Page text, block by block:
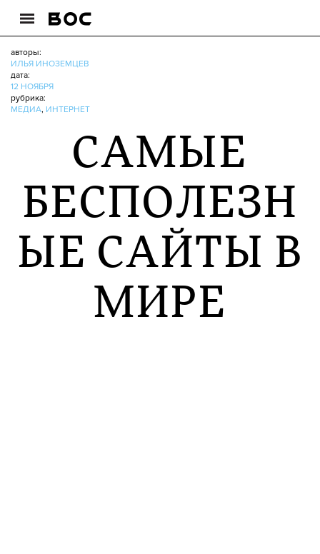
авторы:
ИЛЬЯ ИНОЗЕМЦЕВ
дата:
12 НОЯБРЯ
рубрика:
МЕДИА, ИНТЕРНЕТ
САМЫЕ
БЕСПОЛЕЗН
ЫЕ САЙТЫ В
МИРЕ